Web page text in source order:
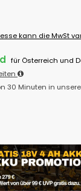
kann die MwSt
für Österreich und
30 Minuten in